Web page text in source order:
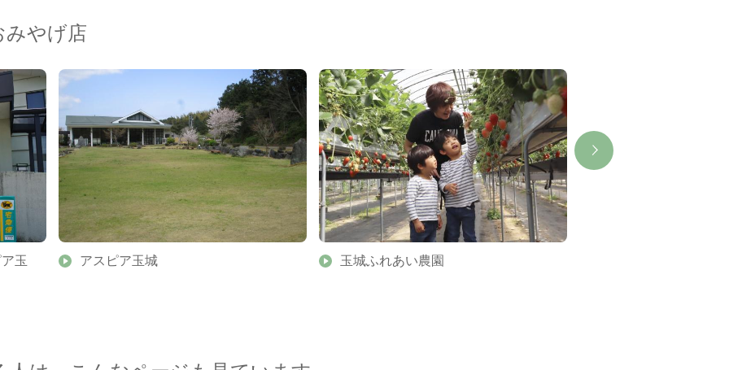
みやげ店
玉 アスピア玉城 玉城ふれあい農園